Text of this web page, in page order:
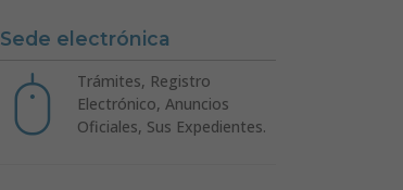
Sede electrónica
Trámites, Registro
Electrónico, Anuncios
Oficiales, Sus Expedientes.